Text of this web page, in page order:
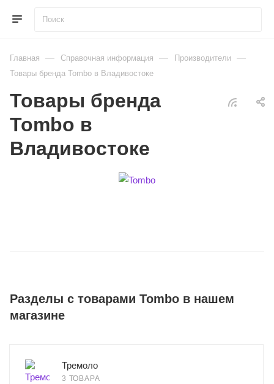
Главная — Справочная информация — Производители —
Товары бренда Tombo в Владивостоке
Товары бренда
Tombo в
Владивостоке
Разделы с товарами Tombo в нашем
магазине
Тремоло
3 ТОВАРА